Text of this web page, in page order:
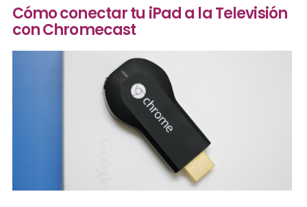
Cómo conectar tu iPad a la Televisión
con Chromecast